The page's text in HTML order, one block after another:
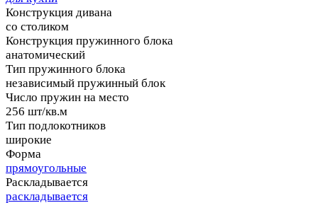
Конструкция дивана
со столиком
Конструкция пружинного блока
анатомический
Тип пружинного блока
независимый пружинный блок
Число пружин на место
256 шт/кв.м
Тип подлокотников
широкие
Форма
прямоугольные
Раскладывается
раскладывается